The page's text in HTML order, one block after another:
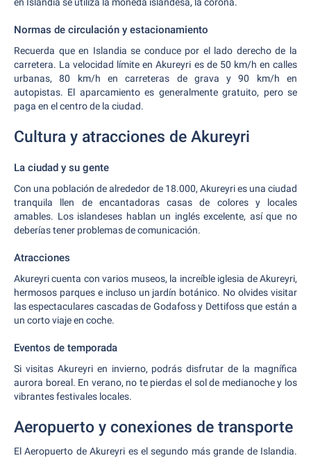
Normas de circulación y estacionamiento
Recuerda que en Islandia se conduce por el lado derecho de la
carretera. La velocidad límite en Akureyri es de 50 km/h en calles
urbanas, 80 km/h en carreteras de grava y 90 km/h en
autopistas. El aparcamiento es generalmente gratuito, pero se
paga en el centro de la ciudad.
Cultura y atracciones de Akureyri
La ciudad y su gente
Con una población de alrededor de 18.000, Akureyri es una ciudad
tranquila llen de encantadoras casas de colores y locales
amables. Los islandeses hablan un inglés excelente, así que no
deberías tener problemas de comunicación.
Atracciones
Akureyri cuenta con varios museos, la increíble iglesia de Akureyri,
hermosos parques e incluso un jardín botánico. No olvides visitar
las espectaculares cascadas de Godafoss y Dettifoss que están a
un corto viaje en coche.
Eventos de temporada
Si visitas Akureyri en invierno, podrás disfrutar de la magnífica
aurora boreal. En verano, no te pierdas el sol de medianoche y los
vibrantes festivales locales.
Aeropuerto y conexiones de transporte
El Aeropuerto de Akureyri es el segundo más grande de Islandia.